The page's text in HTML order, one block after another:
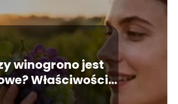
winogrono jest
Właściwości i
odżywcze